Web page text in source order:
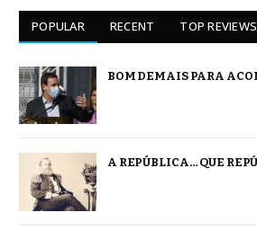
POPULAR RECENT TOP REVIEWS
BOM DEMAIS PARA
A REPÚBLICA… QUE